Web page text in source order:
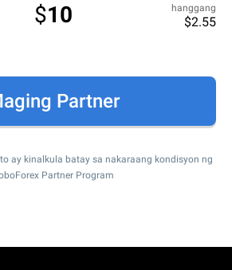
$10 hanggang
$2.55
Partner
ay kinalkula batay sa nakaraang kondisyon ng
Partner Program